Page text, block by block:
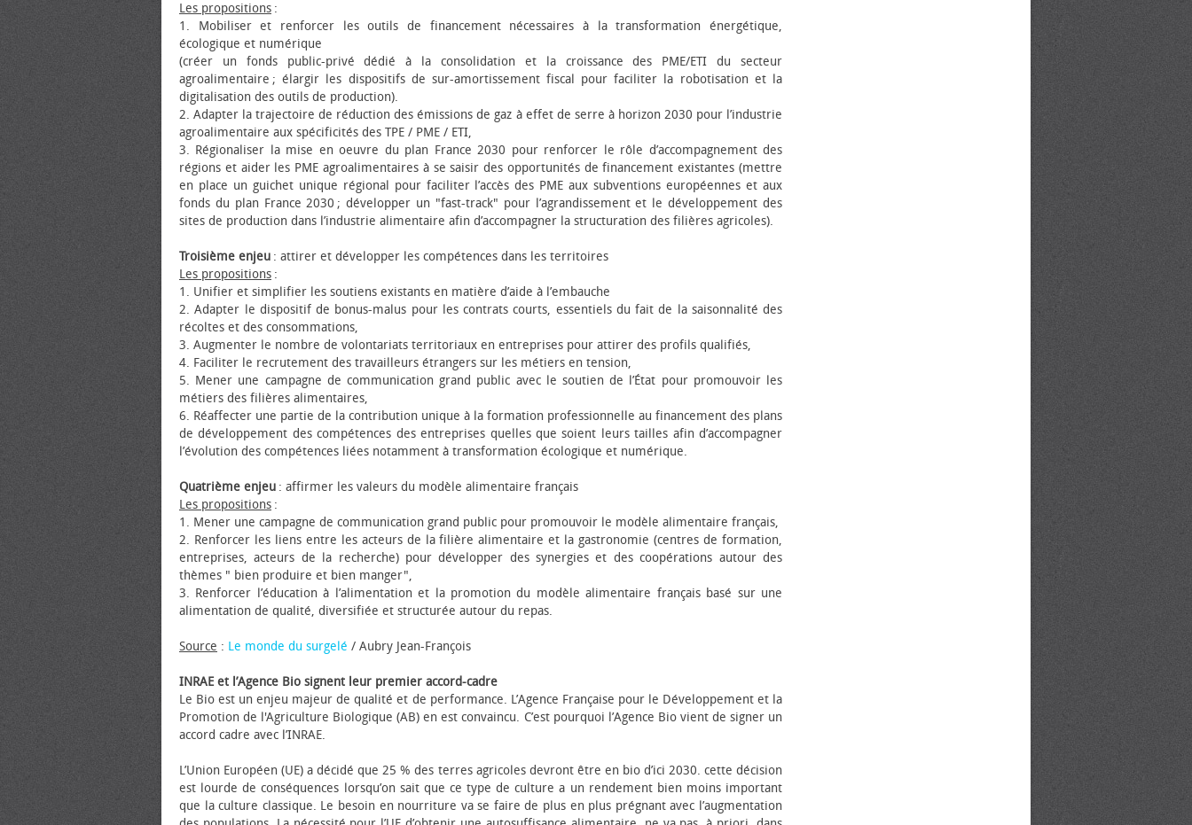
Les propositions :
1. Mobiliser et renforcer les outils de financement nécessaires à la transformation énergétique,
écologique et numérique
(créer un fonds public-privé dédié à la consolidation et la croissance des PME/ETI du secteur
agroalimentaire ; élargir les dispositifs de sur-amortissement fiscal pour faciliter la robotisation et la
digitalisation des outils de production).
2. Adapter la trajectoire de réduction des émissions de gaz à effet de serre à horizon 2030 pour l’industrie
agroalimentaire aux spécificités des TPE / PME / ETI,
3. Régionaliser la mise en œuvre du plan France 2030 pour renforcer le rôle d’accompagnement des
régions et aider les PME agroalimentaires à se saisir des opportunités de financement existantes (mettre
en place un guichet unique régional pour faciliter l’accès des PME aux subventions européennes et aux
fonds du plan France 2030 ; développer un "fast-track" pour l’agrandissement et le développement des
sites de production dans l’industrie alimentaire afin d’accompagner la structuration des filières agricoles).
Troisième enjeu : attirer et développer les compétences dans les territoires
Les propositions :
1. Unifier et simplifier les soutiens existants en matière d’aide à l’embauche
2. Adapter le dispositif de bonus-malus pour les contrats courts, essentiels du fait de la saisonnalité des
récoltes et des consommations,
3. Augmenter le nombre de volontariats territoriaux en entreprises pour attirer des profils qualifiés,
4. Faciliter le recrutement des travailleurs étrangers sur les métiers en tension,
5. Mener une campagne de communication grand public avec le soutien de l’État pour promouvoir les
métiers des filières alimentaires,
6. Réaffecter une partie de la contribution unique à la formation professionnelle au financement des plans
de développement des compétences des entreprises quelles que soient leurs tailles afin d’accompagner
l’évolution des compétences liées notamment à transformation écologique et numérique.
Quatrième enjeu : affirmer les valeurs du modèle alimentaire français
Les propositions :
1. Mener une campagne de communication grand public pour promouvoir le modèle alimentaire français,
2. Renforcer les liens entre les acteurs de la filière alimentaire et la gastronomie (centres de formation,
entreprises, acteurs de la recherche) pour développer des synergies et des coopérations autour des
thèmes " bien produire et bien manger",
3. Renforcer l’éducation à l’alimentation et la promotion du modèle alimentaire français basé sur une
alimentation de qualité, diversifiée et structurée autour du repas.
Source : Le monde du surgelé / Aubry Jean-François
INRAE et l’Agence Bio signent leur premier accord-cadre
Le Bio est un enjeu majeur de qualité et de performance. L’Agence Française pour le Développement et la
Promotion de l'Agriculture Biologique (AB) en est convaincu. C’est pourquoi l’Agence Bio vient de signer un
accord cadre avec l’INRAE.
L’Union Européen (UE) a décidé que 25 % des terres agricoles devront être en bio d’ici 2030. cette décision
est lourde de conséquences lorsqu’on sait que ce type de culture a un rendement bien moins important
que la culture classique. Le besoin en nourriture va se faire de plus en plus prégnant avec l’augmentation